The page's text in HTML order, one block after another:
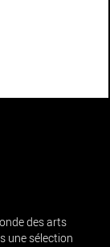
des arts
une sélection